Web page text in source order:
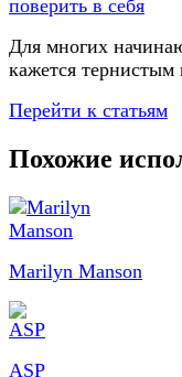
Для многих
кажется
Перейти к статьям
Похожие
Marilyn Manson
ASP